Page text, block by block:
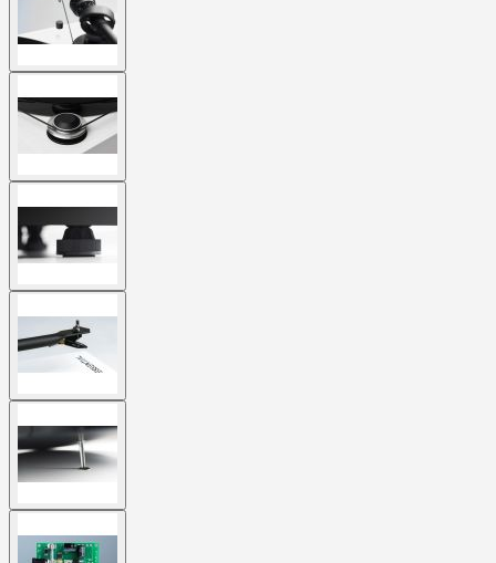
larger
image
larger
image
larger
image
larger
image
larger
image